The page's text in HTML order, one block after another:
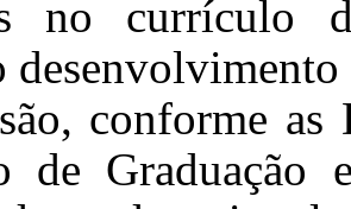
no currículo
conforme as
de Graduação